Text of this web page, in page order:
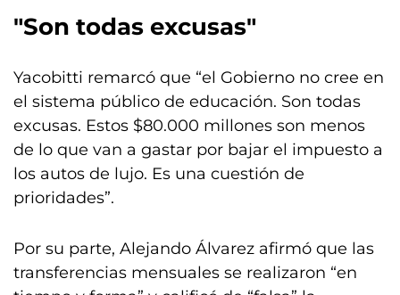
"Son todas excusas"
Yacobitti remarcó que “el Gobierno no cree en
el sistema público de educación. Son todas
excusas. Estos $80.000 millones son menos
de lo que van a gastar por bajar el impuesto a
los autos de lujo. Es una cuestión de
prioridades”.
Por su parte, Alejando Álvarez afirmó que las
transferencias mensuales se realizaron “en